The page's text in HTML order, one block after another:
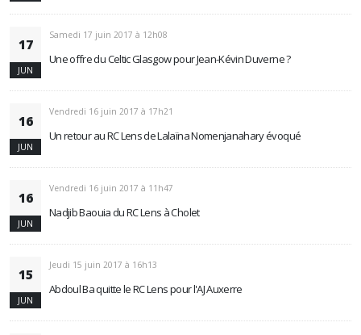
17
JUN
Samedi 17 juin 2017 à 12h08
Une offre du Celtic Glasgow pour Jean-Kévin Duverne ?
16
JUN
Vendredi 16 juin 2017 à 17h21
Un retour au RC Lens de Lalaïna Nomenjanahary évoqué
16
JUN
Vendredi 16 juin 2017 à 11h47
Nadjib Baouia du RC Lens à Cholet
15
JUN
Jeudi 15 juin 2017 à 16h13
Abdoul Ba quitte le RC Lens pour l'AJ Auxerre